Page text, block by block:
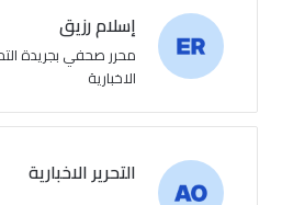
إسلام رزيق
محرر صحفي بجريدة
الاخبارية
التحرير الاخبارية